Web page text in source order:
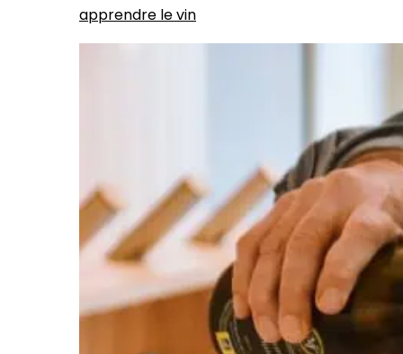
apprendre le vin